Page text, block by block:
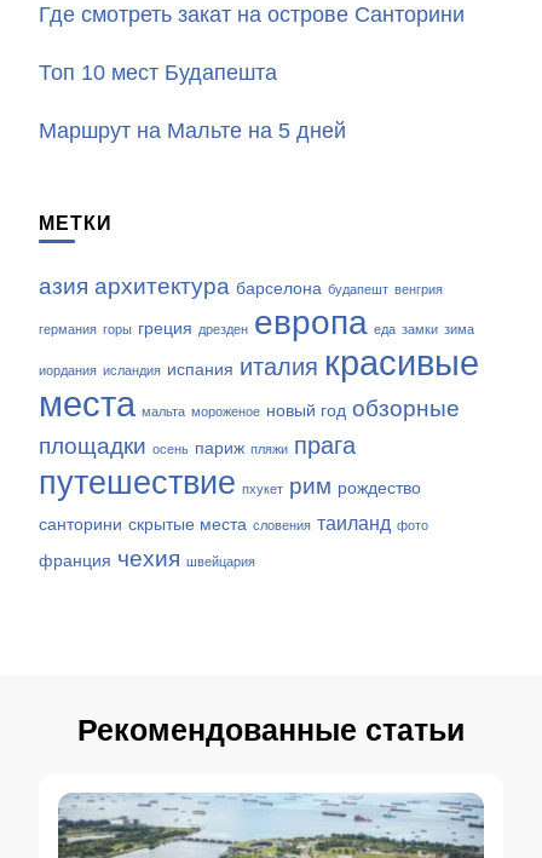
Где смотреть закат на острове Санторини
Топ 10 мест Будапешта
Маршрут на Мальте на 5 дней
МЕТКИ
азия архитектура барселона будапешт венгрия
германия горы греция дрезден европа еда замки зима
иордания исландия испания италия красивые
места мальта мороженое новый год обзорные
площадки осень париж пляжи прага
путешествие пхукет рим рождество
санторини скрытые места словения таиланд фото
франция чехия швейцария
Рекомендованные статьи